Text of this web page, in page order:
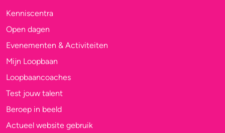
Kenniscentra
Open dagen
Evenementen & Activiteiten
Mijn Loopbaan
Loopbaancoaches
Test jouw talent
Beroep in beeld
Actueel website gebruik